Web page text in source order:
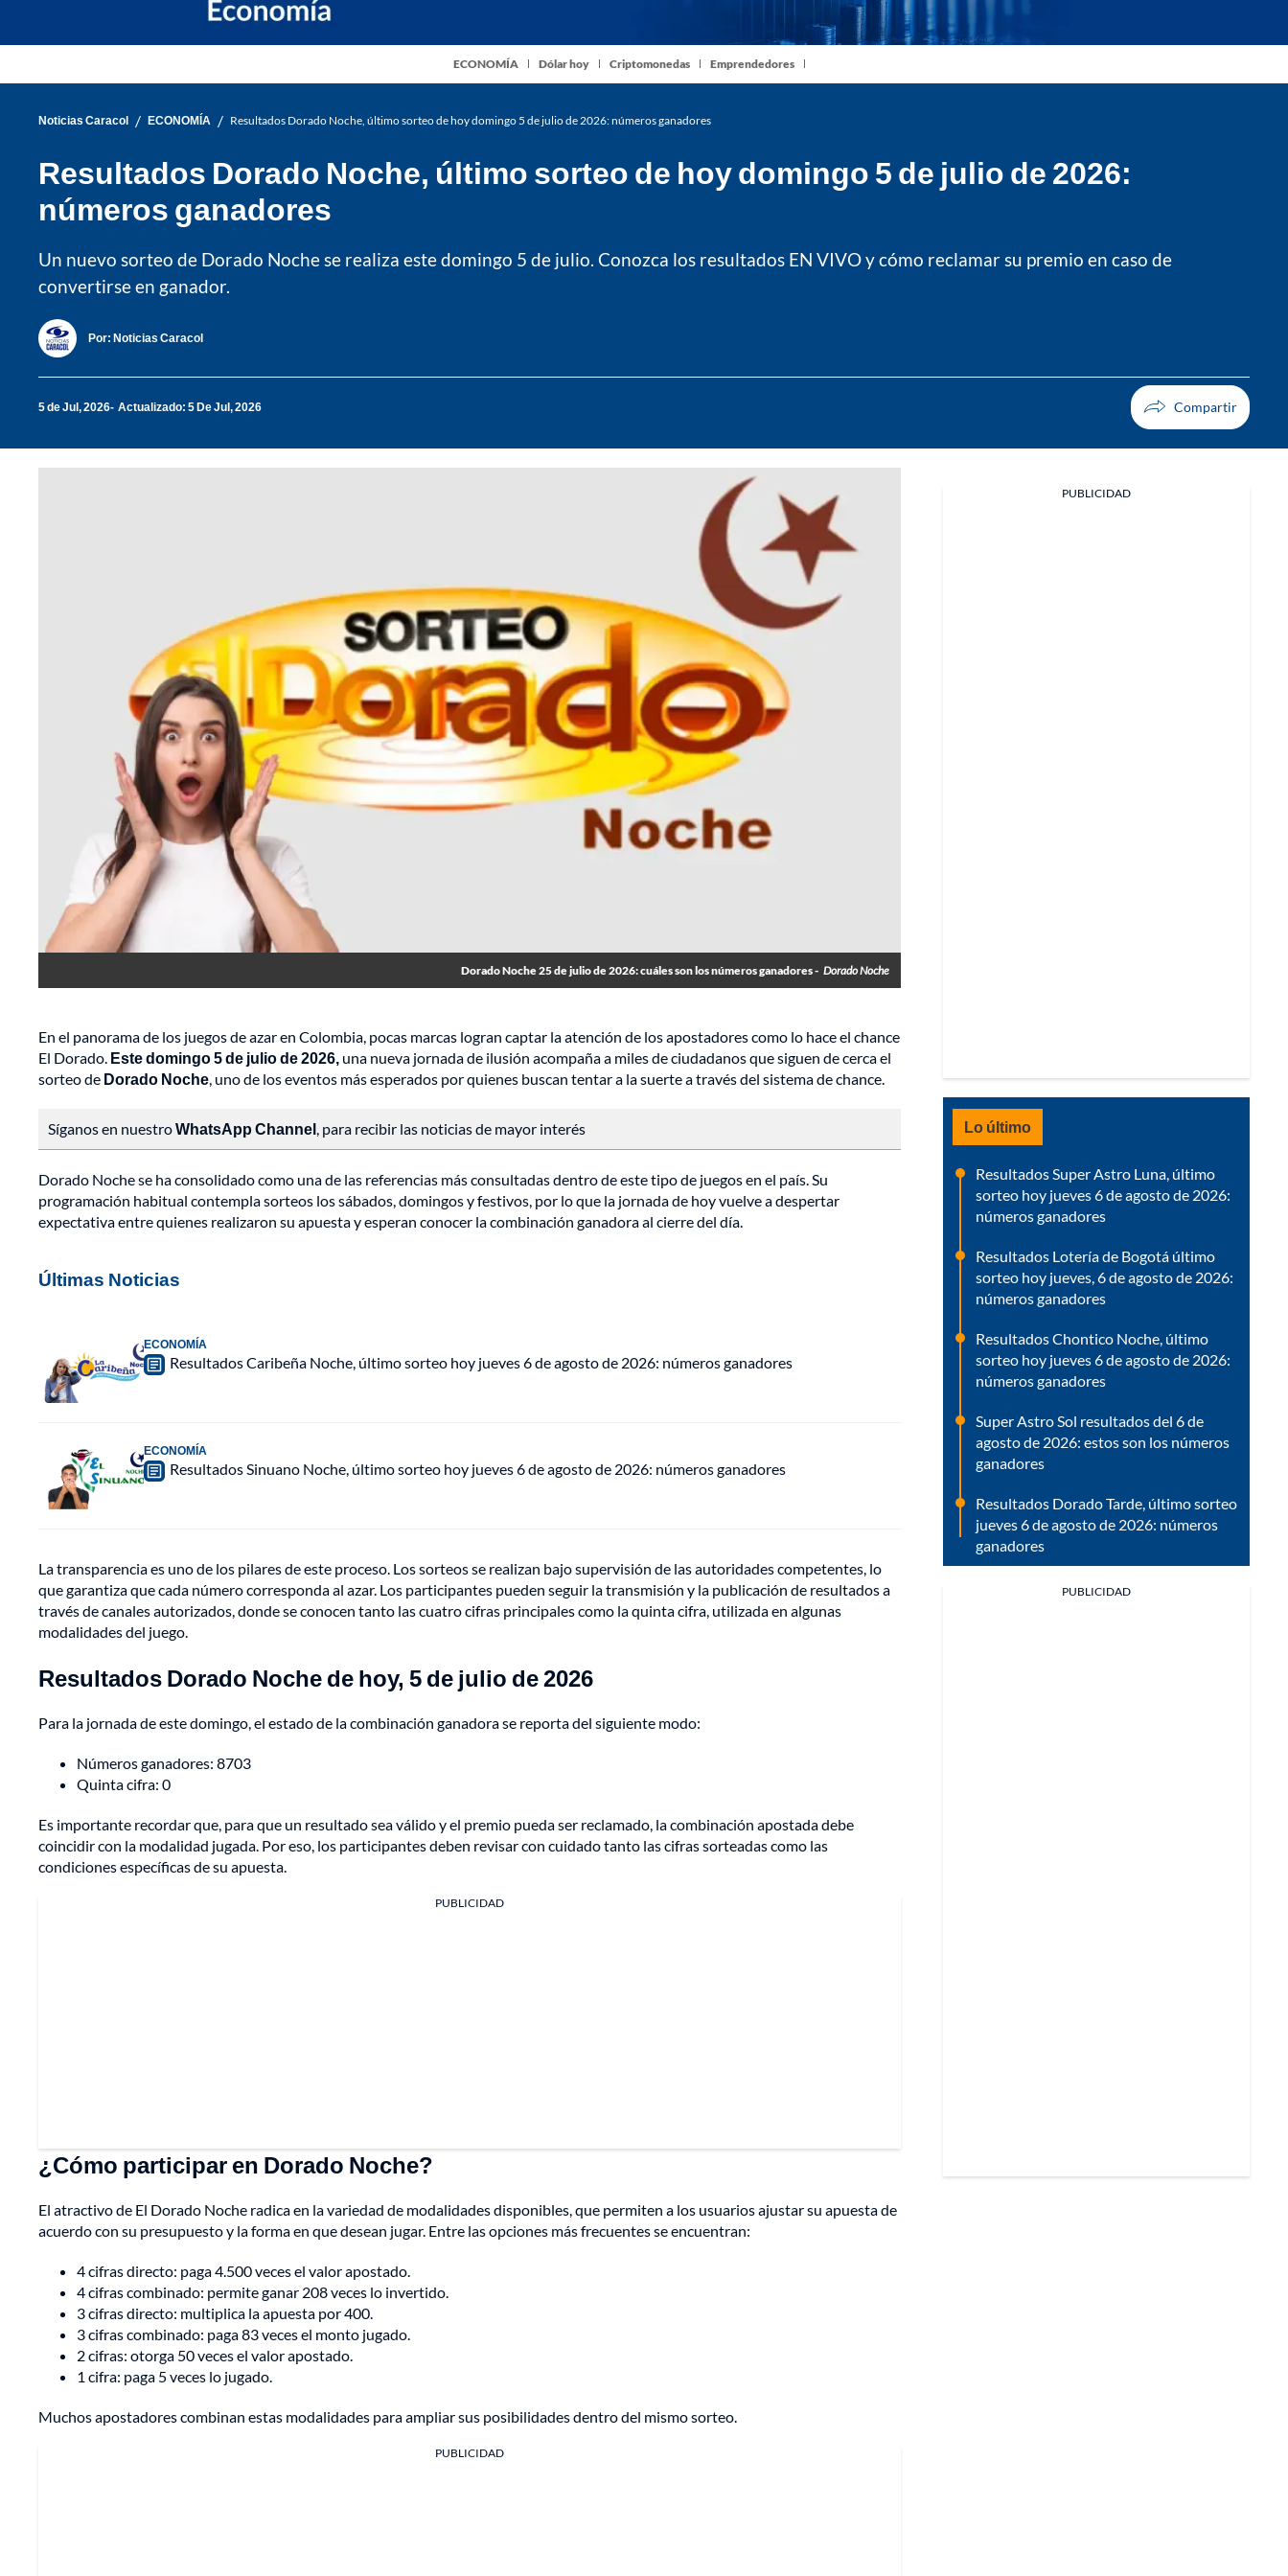
ECONOMÍA Dólar hoy Criptomonedas Emprendedores
Noticias Caracol / ECONOMÍA / Resultados Dorado Noche, último sorteo de hoy domingo 5 de julio de 2026: números ganadores
Resultados Dorado Noche, último sorteo de hoy domingo 5 de julio de 2026:
números ganadores
Un nuevo sorteo de Dorado Noche se realiza este domingo 5 de julio. Conozca los resultados EN VIVO y cómo reclamar su premio en caso de
convertirse en ganador.
Por: Noticias Caracol
5 de Jul, 2026 Actualizado: 5 De Jul, 2026
Dorado Noche 25 de julio de 2026: cuáles son los números ganadores - Dorado Noche
En el panorama de los juegos de azar en Colombia, pocas marcas logran captar la atención de los apostadores como lo hace el chance
El Dorado. Este domingo 5 de julio de 2026, una nueva jornada de ilusión acompaña a miles de ciudadanos que siguen de cerca el
sorteo de Dorado Noche, uno de los eventos más esperados por quienes buscan tentar a la suerte a través del sistema de chance.
Síganos en nuestroWhatsApp Channel, para recibir las noticias de mayor interés
Dorado Noche se ha consolidado como una de las referencias más consultadas dentro de este tipo de juegos en el país. Su
programación habitual contempla sorteos los sábados, domingos y festivos, por lo que la jornada de hoy vuelve a despertar
expectativa entre quienes realizaron su apuesta y esperan conocer la combinación ganadora al cierre del día.
Últimas Noticias
ECONOMÍA
Resultados Caribeña Noche, último sorteo hoy jueves 6 de agosto de 2026: números ganadores
ECONOMÍA
Resultados Sinuano Noche, último sorteo hoy jueves 6 de agosto de 2026: números ganadores
La transparencia es uno de los pilares de este proceso. Los sorteos se realizan bajo supervisión de las autoridades competentes, lo
que garantiza que cada número corresponda al azar. Los participantes pueden seguir la transmisión y la publicación de resultados a
través de canales autorizados, donde se conocen tanto las cuatro cifras principales como la quinta cifra, utilizada en algunas
modalidades del juego.
Resultados Dorado Noche de hoy, 5 de julio de 2026
Para la jornada de este domingo, el estado de la combinación ganadora se reporta del siguiente modo:
Números ganadores: 8703
Quinta cifra: 0
Es importante recordar que, para que un resultado sea válido y el premio pueda ser reclamado, la combinación apostada debe
coincidir con la modalidad jugada. Por eso, los participantes deben revisar con cuidado tanto las cifras sorteadas como las
condiciones específicas de su apuesta.
PUBLICIDAD
¿Cómo participar en Dorado Noche?
El atractivo de El Dorado Noche radica en la variedad de modalidades disponibles, que permiten a los usuarios ajustar su apuesta de
acuerdo con su presupuesto y la forma en que desean jugar. Entre las opciones más frecuentes se encuentran:
4 cifras directo: paga 4.500 veces el valor apostado.
4 cifras combinado: permite ganar 208 veces lo invertido.
3 cifras directo: multiplica la apuesta por 400.
3 cifras combinado: paga 83 veces el monto jugado.
2 cifras: otorga 50 veces el valor apostado.
1 cifra: paga 5 veces lo jugado.
Muchos apostadores combinan estas modalidades para ampliar sus posibilidades dentro del mismo sorteo.
PUBLICIDAD
PUBLICIDAD
Lo último
Resultados Super Astro Luna, último
sorteo hoy jueves 6 de agosto de 2026:
números ganadores
Resultados Lotería de Bogotá último
sorteo hoy jueves, 6 de agosto de 2026:
números ganadores
Resultados Chontico Noche, último
sorteo hoy jueves 6 de agosto de 2026:
números ganadores
Super Astro Sol resultados del 6 de
agosto de 2026: estos son los números
ganadores
Resultados Dorado Tarde, último sorteo
jueves 6 de agosto de 2026: números
ganadores
PUBLICIDAD